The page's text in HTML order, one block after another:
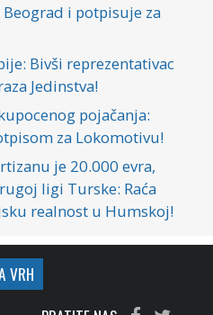
Beograd i potpisuje za
Bivši reprezentativac
Jedinstva!
pojačanja:
za Lokomotivu!
je 20.000 evra,
ligi Turske: Raća
realnost u Humskoj!
VRH